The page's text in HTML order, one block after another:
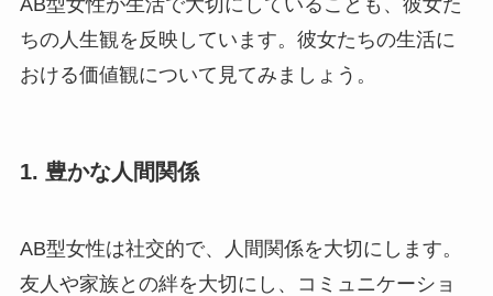
AB型女性が生活で大切にしていることも、彼女た
ちの人生観を反映しています。彼女たちの生活に
おける価値観について見てみましょう。
1. 豊かな人間関係
AB型女性は社交的で、人間関係を大切にします。
友人や家族との絆を大切にし、コミュニケーショ